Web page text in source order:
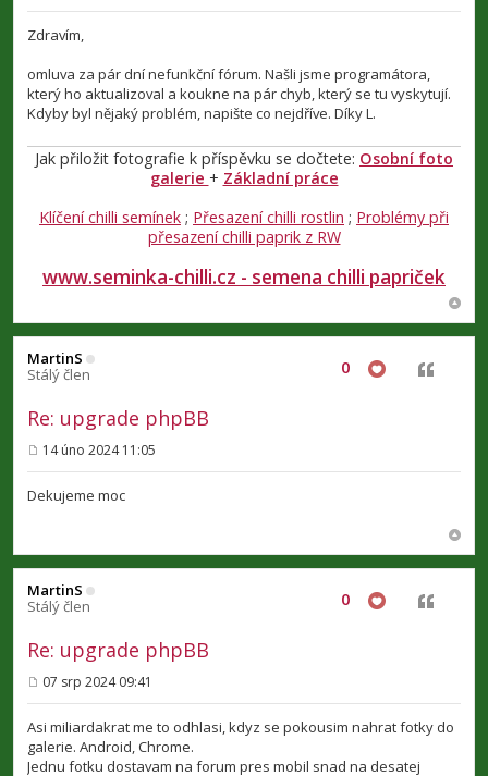
ř
í
ě
v
e
k
Zdravím,
omluva za pár dní nefunkční fórum. Našli jsme programátora,
který ho aktualizoval a koukne na pár chyb, který se tu vyskytují.
Kdyby byl nějaký problém, napište co nejdříve. Díky L.
Jak přiložit fotografie k příspěvku se dočtete: Osobní foto
galerie + Základní práce
Klíčení chilli semínek ; Přesazení chilli rostlin ; Problémy při
přesazení chilli paprik z RW
www.seminka-chilli.cz - semena chilli papriček
MartinS
Stálý člen
Re: upgrade phpBB
0 Citovat
ř
í
v
e
k
14 úno 2024 11:05
Dekujeme moc
MartinS
Stálý člen
Re: upgrade phpBB
0 Citovat
ř
í
s
p
ě
07 srp 2024 09:41
Asi miliardakrat me to odhlasi, kdyz se pokousim nahrat fotky do
galerie. Android, Chrome.
Jednu fotku dostavam na forum pres mobil snad na desatej